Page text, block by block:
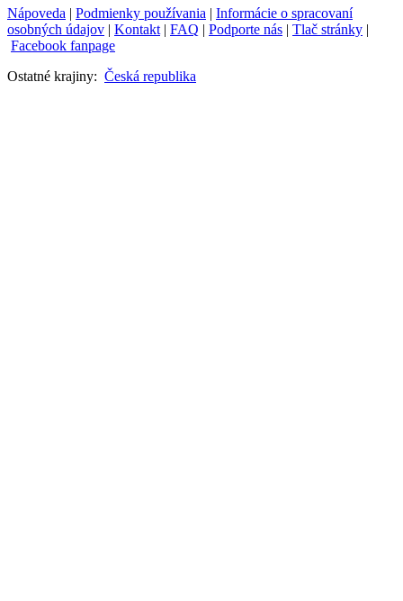
Nápoveda | Podmienky používania | Informácie o spracovaní
osobných údajov | Kontakt | FAQ | Podporte nás | Tlač stránky |
Facebook fanpage
Ostatné krajiny: Česká republika